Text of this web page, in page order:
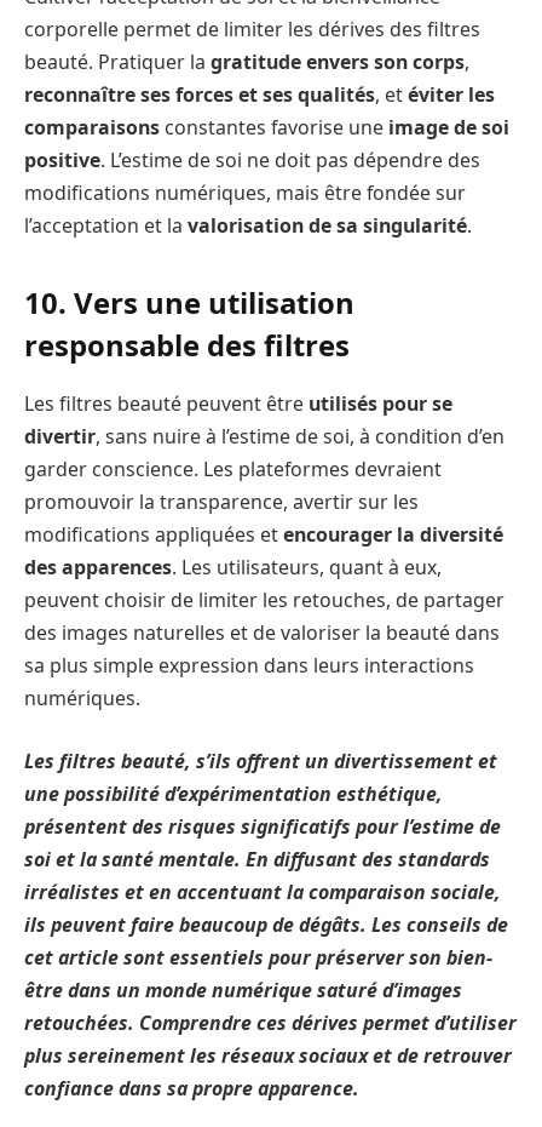
corporelle permet de limiter les dérives des filtres
beauté. Pratiquer la gratitude envers son corps,
reconnaître ses forces et ses qualités, etéviter les
comparaisons constantes favorise une image de soi
positive. L’estime de soi ne doit pas dépendre des
modifications numériques, mais être fondée sur
l’acceptation et la valorisation de sa singularité.
10. Vers une utilisation
responsable des filtres
Les filtres beauté peuvent être utilisés pour se
divertir, sans nuire à l’estime de soi, à condition d’en
garder conscience. Les plateformes devraient
promouvoir la transparence, avertir sur les
modifications appliquées etencourager la diversité
des apparences. Les utilisateurs, quant à eux,
peuvent choisir de limiter les retouches, de partager
des images naturelles et de valoriser la beauté dans
sa plus simple expression dans leurs interactions
numériques.
Les filtres beauté, s’ils offrent un divertissement et
une possibilité d’expérimentation esthétique,
présentent des risques significatifs pour l’estime de
soi et la santé mentale. En diffusant des standards
irréalistes et en accentuant la comparaison sociale,
ils peuvent faire beaucoup de dégâts. Les conseils de
cet article sont essentiels pour préserver son bien-
être dans un monde numérique saturé d’images
retouchées. Comprendre ces dérives permet d’utiliser
plus sereinement les réseaux sociaux et de retrouver
confiance dans sa propre apparence.